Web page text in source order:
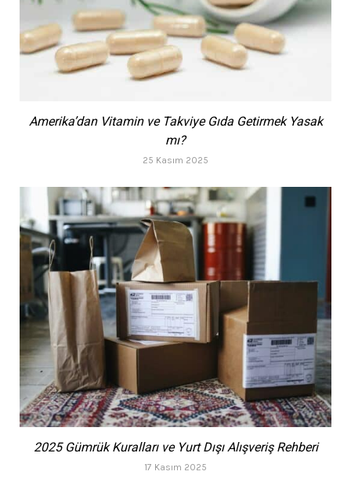
Amerika’dan Vitamin ve Takviye Gıda Getirmek Yasak
mı?
25 Kasım 2025
2025 Gümrük Kuralları ve Yurt Dışı Alışveriş Rehberi
17 Kasım 2025